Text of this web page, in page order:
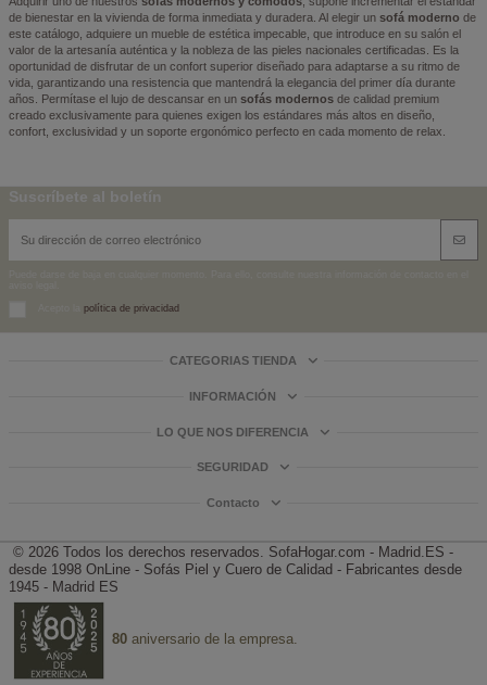
de bienestar en la vivienda de forma inmediata y duradera. Al elegir unsofá moderno de
este catálogo, adquiere un mueble de estética impecable, que introduce en su salón el
valor de la artesanía auténtica y la nobleza de las pieles nacionales certificadas. Es la
oportunidad de disfrutar de un confort superior diseñado para adaptarse a su ritmo de
vida, garantizando una resistencia que mantendrá la elegancia del primer día durante
años. Permítase el lujo de descansar en unsofás modernos de calidad premium
creado exclusivamente para quienes exigen los estándares más altos en diseño,
confort, exclusividad y un soporte ergonómico perfecto en cada momento de relax.
Suscríbete al boletín
Acepto lapolítica de privacidad
CATEGORIAS TIENDA
INFORMACIÓN
LO QUE NOS DIFERENCIA
SEGURIDAD
Contacto
© 2026 Todos los derechos reservados. SofaHogar.com - Madrid.ES -
desde 1998OnLine - Sofás Piel y Cuero de Calidad - Fabricantes desde
1945 - Madrid ES
80 aniversario de la empresa.